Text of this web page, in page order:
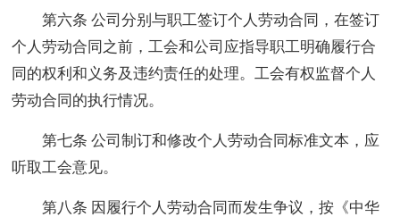
第六条 公司分别与职工签订个人劳动合同，在签订
个人劳动合同之前，工会和公司应指导职工明确履行合
同的权利和义务及违约责任的处理。工会有权监督个人
劳动合同的执行情况。
第七条 公司制订和修改个人劳动合同标准文本，应
听取工会意见。
第八条 因履行个人劳动合同而发生争议，按《中华